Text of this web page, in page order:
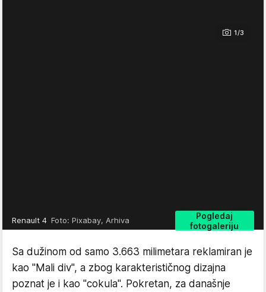
1/3
Pogledaj
fotogaleriju
Renault 4 Foto: Pixabay, Arhiva
Sa dužinom od samo 3.663 milimetara reklamiran je
kao "Mali div", a zbog karakterističnog dizajna
poznat je i kao "cokula". Pokretan, za današnje